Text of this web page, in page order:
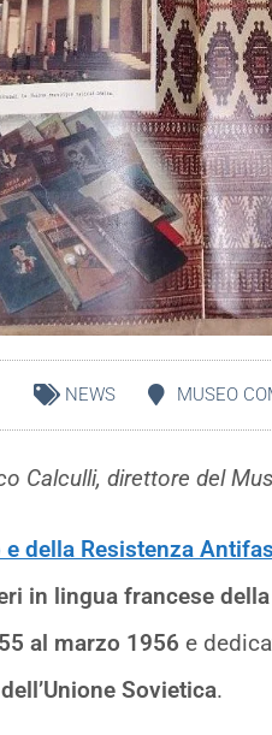
NEWS MUSEO
Calculli, direttore del
della Resistenza
in lingua francese
al marzo 1956 e
Sovietica.